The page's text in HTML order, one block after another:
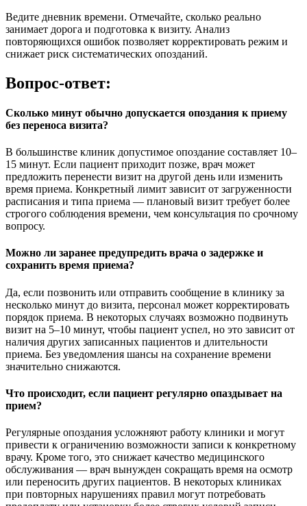
Ведите дневник времени. Отмечайте, сколько реально
занимает дорога и подготовка к визиту. Анализ
повторяющихся ошибок позволяет корректировать режим и
снижает риск систематических опозданий.
Вопрос-ответ:
Сколько минут обычно допускается опоздания к приему
без переноса визита?
В большинстве клиник допустимое опоздание составляет 10–
15 минут. Если пациент приходит позже, врач может
предложить перенести визит на другой день или изменить
время приема. Конкретный лимит зависит от загруженности
расписания и типа приема — плановый визит требует более
строгого соблюдения времени, чем консультация по срочному
вопросу.
Можно ли заранее предупредить врача о задержке и
сохранить время приема?
Да, если позвонить или отправить сообщение в клинику за
несколько минут до визита, персонал может корректировать
порядок приема. В некоторых случаях возможно подвинуть
визит на 5–10 минут, чтобы пациент успел, но это зависит от
наличия других записанных пациентов и длительности
приема. Без уведомления шансы на сохранение времени
значительно снижаются.
Что происходит, если пациент регулярно опаздывает на
прием?
Регулярные опоздания усложняют работу клиники и могут
привести к ограничению возможности записи к конкретному
врачу. Кроме того, это снижает качество медицинского
обслуживания — врач вынужден сокращать время на осмотр
или переносить других пациентов. В некоторых клиниках
при повторных нарушениях правил могут потребовать